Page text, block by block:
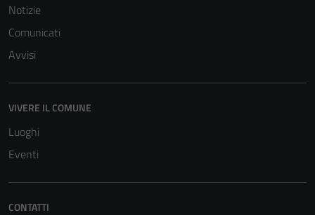
Notizie
Comunicati
Avvisi
VIVERE IL COMUNE
Luoghi
Eventi
CONTATTI
non raccolgono